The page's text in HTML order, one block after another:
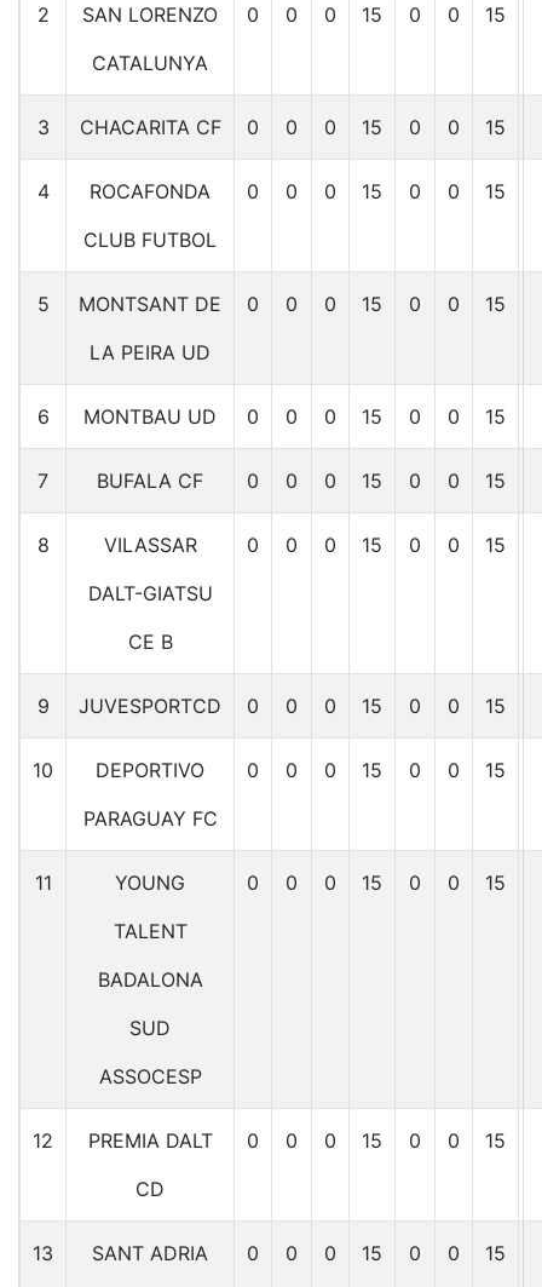
2
SAN LORENZO
CATALUNYA
0 0 0 15 0 0 15
3 CHACARITA CF 0 0 0 15 0 0 15
4
ROCAFONDA
CLUB FUTBOL
0 0 0 15 0 0 15
5
MONTSANT DE
LA PEIRA UD
0 0 0 15 0 0 15
6 MONTBAU UD 0 0 0 15 0 0 15
7 BUFALA CF 0 0 0 15 0 0 15
8
VILASSAR
DALT-GIATSU
CE B
0 0 0 15 0 0 15
9 JUVESPORTCD 0 0 0 15 0 0 15
10
DEPORTIVO
PARAGUAY FC
0 0 0 15 0 0 15
11
YOUNG
TALENT
BADALONA
SUD
ASSOCESP
0 0 0 15 0 0 15
12
PREMIA DALT
CD
0 0 0 15 0 0 15
13
SANT ADRIA
0 0 0 15 0 0 15